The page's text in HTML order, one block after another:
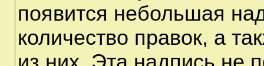
появится небольшая
количество правок, а